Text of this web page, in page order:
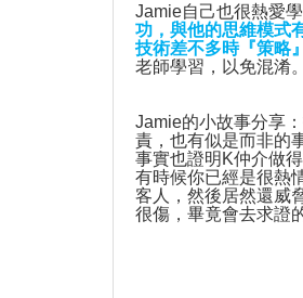
Jamie自己也很熱愛
功，與他的思維模式
技術差不多時『策略
老師學習，以免混淆。
Jamie的小故事分享
責，也有似是而非的
事實也證明 K仲介做
有時候你已經是很熱
客人，然後居然還威
很傷，畢竟會去求證